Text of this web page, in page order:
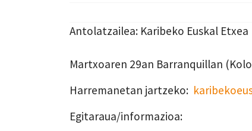
Antolatzailea: Karibeko Euskal Etxea
Martxoaren 29an Barranquillan
Harremanetan jartzeko:
Egitaraua/informazioa: